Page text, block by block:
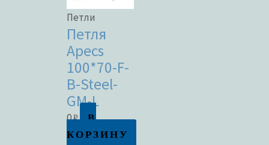
Петли
Петля
Apecs
100*70-F-
B-Steel-
GM-L
0₽
В
КОРЗИНУ